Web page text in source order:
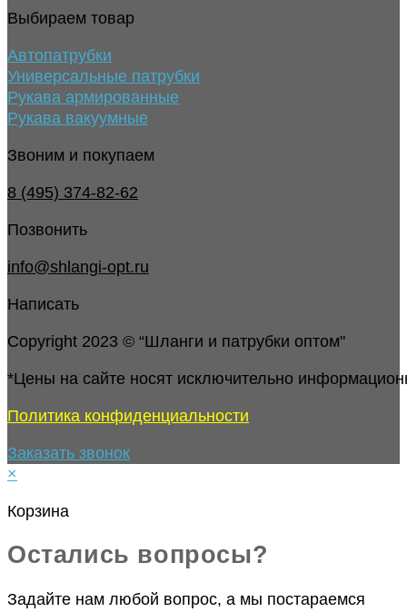
Выбираем товар
Автопатрубки
Универсальные патрубки
Рукава армированные
Рукава вакуумные
Звоним и покупаем
8 (495) 374-82-62
Позвонить
info@shlangi-opt.ru
Написать
Copyright 2023 © “Шланги и патрубки оптом"
*Цены на сайте носят исключительно
Политика конфиденциальности
Заказать звонок
×
Корзина
Остались вопросы?
Задайте нам любой вопрос, а мы постараемся